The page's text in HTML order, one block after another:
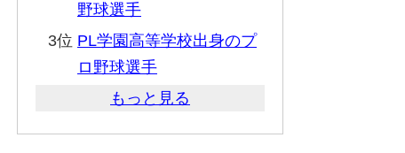
野球選手
3位 PL学園高等学校出身のプ
ロ野球選手
もっと見る